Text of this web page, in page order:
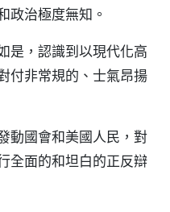
政治極度無知。
是，認識到以現代化高
付非常規的、士氣昂揚
動國會和美國人民，對
全面的和坦白的正反辯